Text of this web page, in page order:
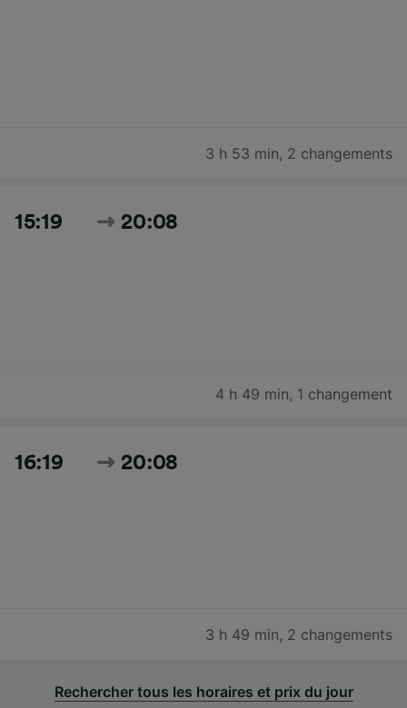
3 h 53 min, 2 changements
15:19 20:08
4 h 49 min, 1 changement
16:19 20:08
3 h 49 min, 2 changements
Rechercher tous les horaires et prix du jour